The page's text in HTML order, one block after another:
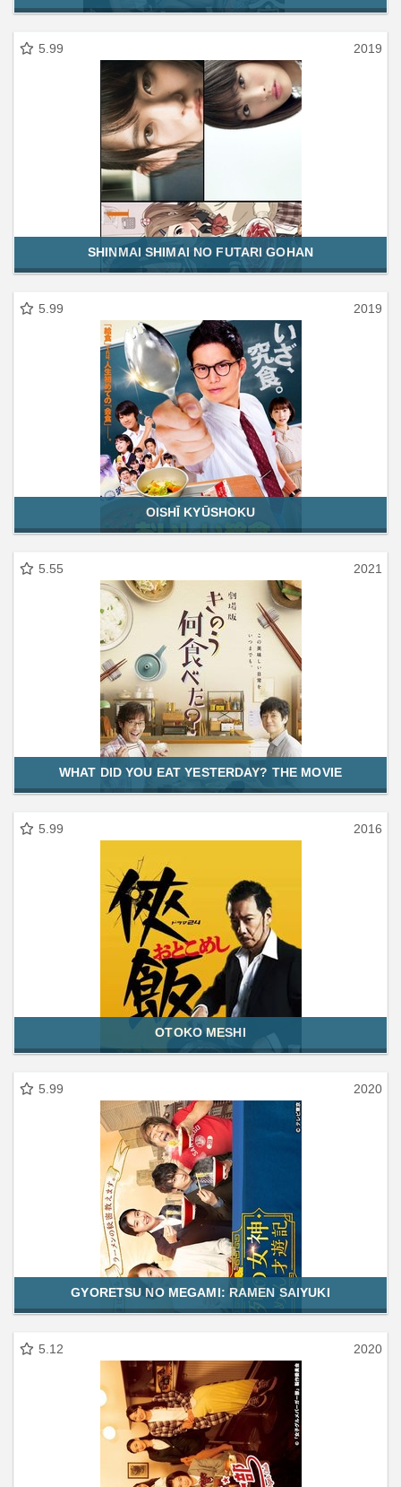
5.99 2019
SHINMAI SHIMAI NO FUTARI GOHAN
5.99 2019
OISHĪ KYŪSHOKU
5.55 2021
WHAT DID YOU EAT YESTERDAY? THE MOVIE
5.99 2016
OTOKO MESHI
5.99 2020
GYORETSU NO MEGAMI: RAMEN SAIYUKI
5.12 2020